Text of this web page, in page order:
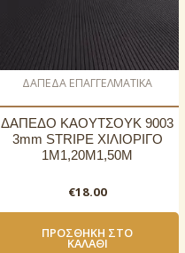
ΔΑΠΕΔΑ ΕΠΑΓΓΕΛΜΑΤΙΚΑ
ΔΑΠΕΔΟ ΚΑΟΥΤΣΟΥΚ 9003
3mm STRIPE ΧΙΛΙΟΡΙΓΟ
1Μ1,20Μ1,50Μ
€18.00
ΠΡΟΣΘΉΚΗ ΣΤΟ
ΚΑΛΆΘΙ